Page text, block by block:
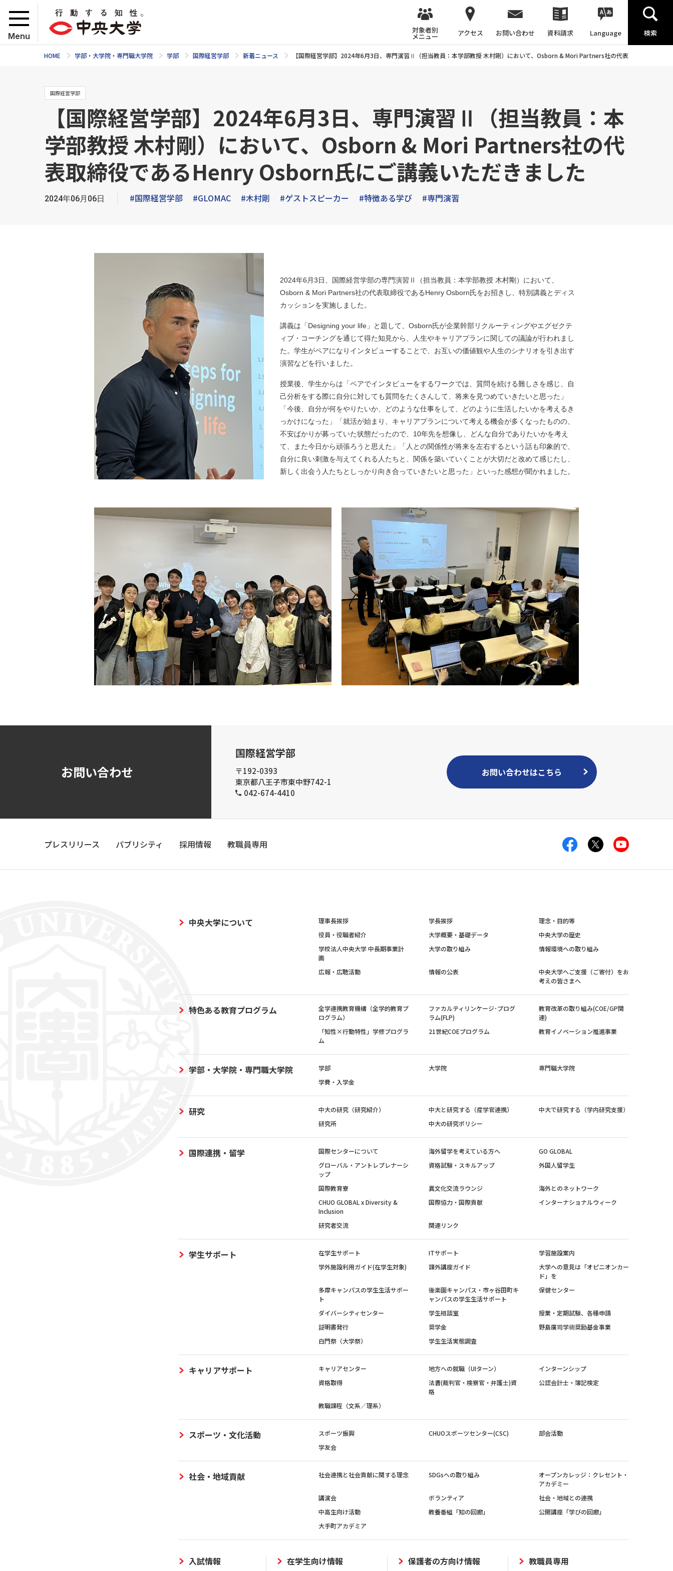
Menu
対象者別
メニュー アクセス お問い合わせ 資料請求 Language 検索
HOME 学部・大学院・専門職大学院 学部 国際経営学部 新着ニュース 【国際経営学部】2024年6月3日、専門演習Ⅱ（担当教員：本学部教授 木村剛）において、Osborn & Mori Partners社の代表取締役である
国際経営学部
【国際経営学部】2024年6月3日、専門演習Ⅱ（担当教員：本
学部教授 木村剛）において、Osborn & Mori Partners社の代
表取締役であるHenry Osborn氏にご講義いただきました
2024年06月06日 #国際経営学部 #GLOMAC #木村剛 #ゲストスピーカー #特徴ある学び #専門演習
2024年6月3日、国際経営学部の専門演習Ⅱ（担当教員：本学部教授 木村剛）において、
Osborn & Mori Partners社の代表取締役であるHenry Osborn氏をお招きし、特別講義とディス
カッションを実施しました。
講義は「Designing your life」と題して、Osborn氏が企業幹部リクルーティングやエグゼクテ
ィブ・コーチングを通じて得た知見から、人生やキャリアプランに関しての議論が行われまし
た。学生がペアになりインタビューすることで、お互いの価値観や人生のシナリオを引き出す
演習などを行いました。
授業後、学生からは「ペアでインタビューをするワークでは、質問を続ける難しさを感じ、自
己分析をする際に自分に対しても質問をたくさんして、将来を見つめていきたいと思った」
「今後、自分が何をやりたいか、どのような仕事をして、どのように生活したいかを考えるき
っかけになった」「就活が始まり、キャリアプランについて考える機会が多くなったものの、
不安ばかりが募っていた状態だったので、10年先を想像し、どんな自分でありたいかを考え
て、また今日から頑張ろうと思えた」「人との関係性が将来を左右するという話も印象的で、
自分に良い刺激を与えてくれる人たちと、関係を築いていくことが大切だと改めて感じたし、
新しく出会う人たちとしっかり向き合っていきたいと思った」といった感想が聞かれました。
お問い合わせ
国際経営学部
〒192-0393
東京都八王子市東中野742-1
042-674-4410
お問い合わせはこちら
プレスリリース パブリシティ 採用情報 教職員専用
中央大学について 理事長挨拶 学長挨拶
理念・目的等
役員・役職者紹介
大学概要・基礎データ
中央大学の歴史
学校法人中央大学 中長期事業計
画
大学の取り組み 情報環境への取り組み
広報・広聴活動 情報の公表
中央大学へご支援（ご寄付）をお
考えの皆さまへ
特色ある教育プログラム
全学連携教育機構（全学的教育プ
ログラム）
ファカルティリンケージ･プログ
ラム(FLP)
教育改革の取り組み(COE/GP関
連)
「知性×行動特性」学修プログラ
ム
21世紀COEプログラム 教育イノベーション推進事業
学部・大学院・専門職大学院 学部 大学院
専門職大学院
学費・入学金
研究 中大の研究（研究紹介） 中大と研究する（産学官連携）
中大で研究する（学内研究支援）
研究所
中大の研究ポリシー
国際連携・留学 国際センターについて 海外留学を考えている方へ
GO GLOBAL
グローバル・アントレプレナーシ
ップ
資格試験・スキルアップ 外国人留学生
国際教育寮 異文化交流ラウンジ
海外とのネットワーク
CHUO GLOBAL x Diversity &
Inclusion
国際協力・国際貢献 インターナショナルウィーク
研究者交流 関連リンク
学生サポート 在学生サポート ITサポート
学習施設案内
学外施設利用ガイド(在学生対象)
課外講座ガイド
大学への意見は「オピニオンカー
ド」を
多摩キャンパスの学生生活サポー
ト
後楽園キャンパス・市ヶ谷田町キ
ャンパスの学生生活サポート
保健センター
ダイバーシティセンター 学生相談室
授業・定期試験、各種申請
証明書発行
奨学金
野島廣司学術奨励基金事業
白門祭（大学祭）
学生生活実態調査
キャリアサポート キャリアセンター 地方への就職（UIターン）
インターンシップ
資格取得
法曹(裁判官・検察官・弁護士)資
格
公認会計士・簿記検定
教職課程（文系／理系）
スポーツ・文化活動 スポーツ振興 CHUOスポーツセンター(CSC)
部会活動
学友会
社会・地域貢献 社会連携と社会貢献に関する理念 SDGsへの取り組み
オープンカレッジ：クレセント・
アカデミー
講演会
ボランティア
社会・地域との連携
中高生向け活動
教養番組「知の回廊」
公開講座「学びの回廊」
大手町アカデミア
入試情報 在学生向け情報 保護者の方向け情報 教職員専用